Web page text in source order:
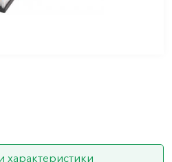
характеристики